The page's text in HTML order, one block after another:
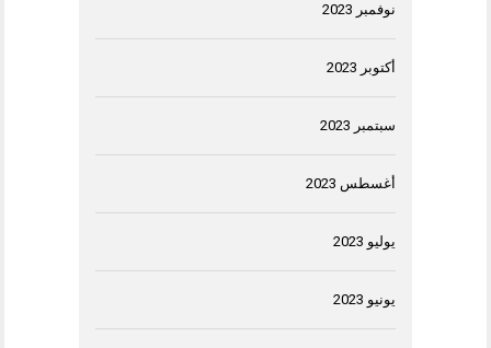
نوفمبر 2023
أكتوبر 2023
سبتمبر 2023
أغسطس 2023
يوليو 2023
يونيو 2023